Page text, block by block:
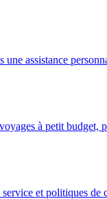
assistance
à petit
et politiques de